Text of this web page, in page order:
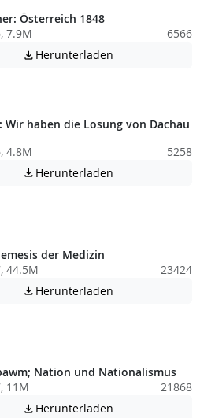
Österreich 1848
7.9M
6566
 Herunterladen
Wir haben die Losung von Dachau
4.8M
5258
 Herunterladen
der Medizin
44.5M
23424
 Herunterladen
Nation und Nationalismus
11M
21868
 Herunterladen